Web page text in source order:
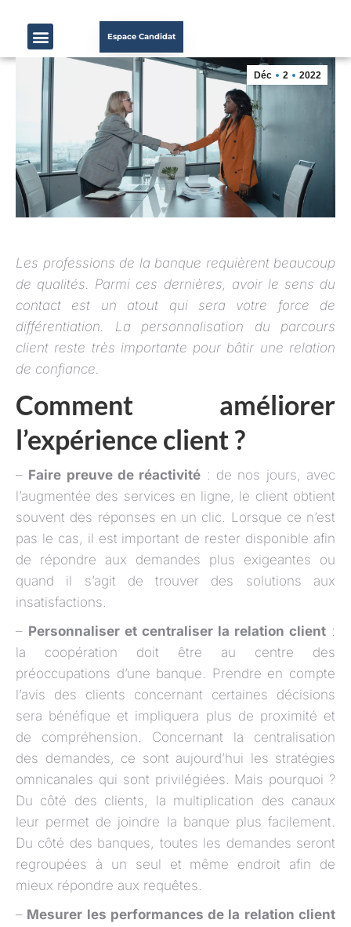
Espace Candidat
Déc 2 2022
Les professions de la banque requièrent beaucoup
de qualités. Parmi ces dernières, avoir le sens du
contact est un atout qui sera votre force de
différentiation. La personnalisation du parcours
client reste très importante pour bâtir une relation
de confiance.
Comment améliorer
l’expérience client ?
– Faire preuve de réactivité : de nos jours, avec
l’augmentée des services en ligne, le client obtient
souvent des réponses en un clic. Lorsque ce n’est
pas le cas, il est important de rester disponible afin
de répondre aux demandes plus exigeantes ou
quand il s’agit de trouver des solutions aux
insatisfactions.
– Personnaliser et centraliser la relation client :
la coopération doit être au centre des
préoccupations d’une banque. Prendre en compte
l’avis des clients concernant certaines décisions
sera bénéfique et impliquera plus de proximité et
de compréhension. Concernant la centralisation
des demandes, ce sont aujourd’hui les stratégies
omnicanales qui sont privilégiées. Mais pourquoi ?
Du côté des clients, la multiplication des canaux
leur permet de joindre la banque plus facilement.
Du côté des banques, toutes les demandes seront
regroupées à un seul et même endroit afin de
mieux répondre aux requêtes.
– Mesurer les performances de la relation client